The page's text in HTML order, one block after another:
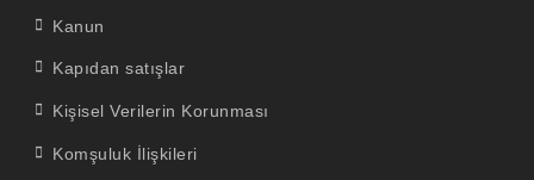
Kanun
Kapıdan satışlar
Kişisel Verilerin Korunması
Komşuluk İlişkileri